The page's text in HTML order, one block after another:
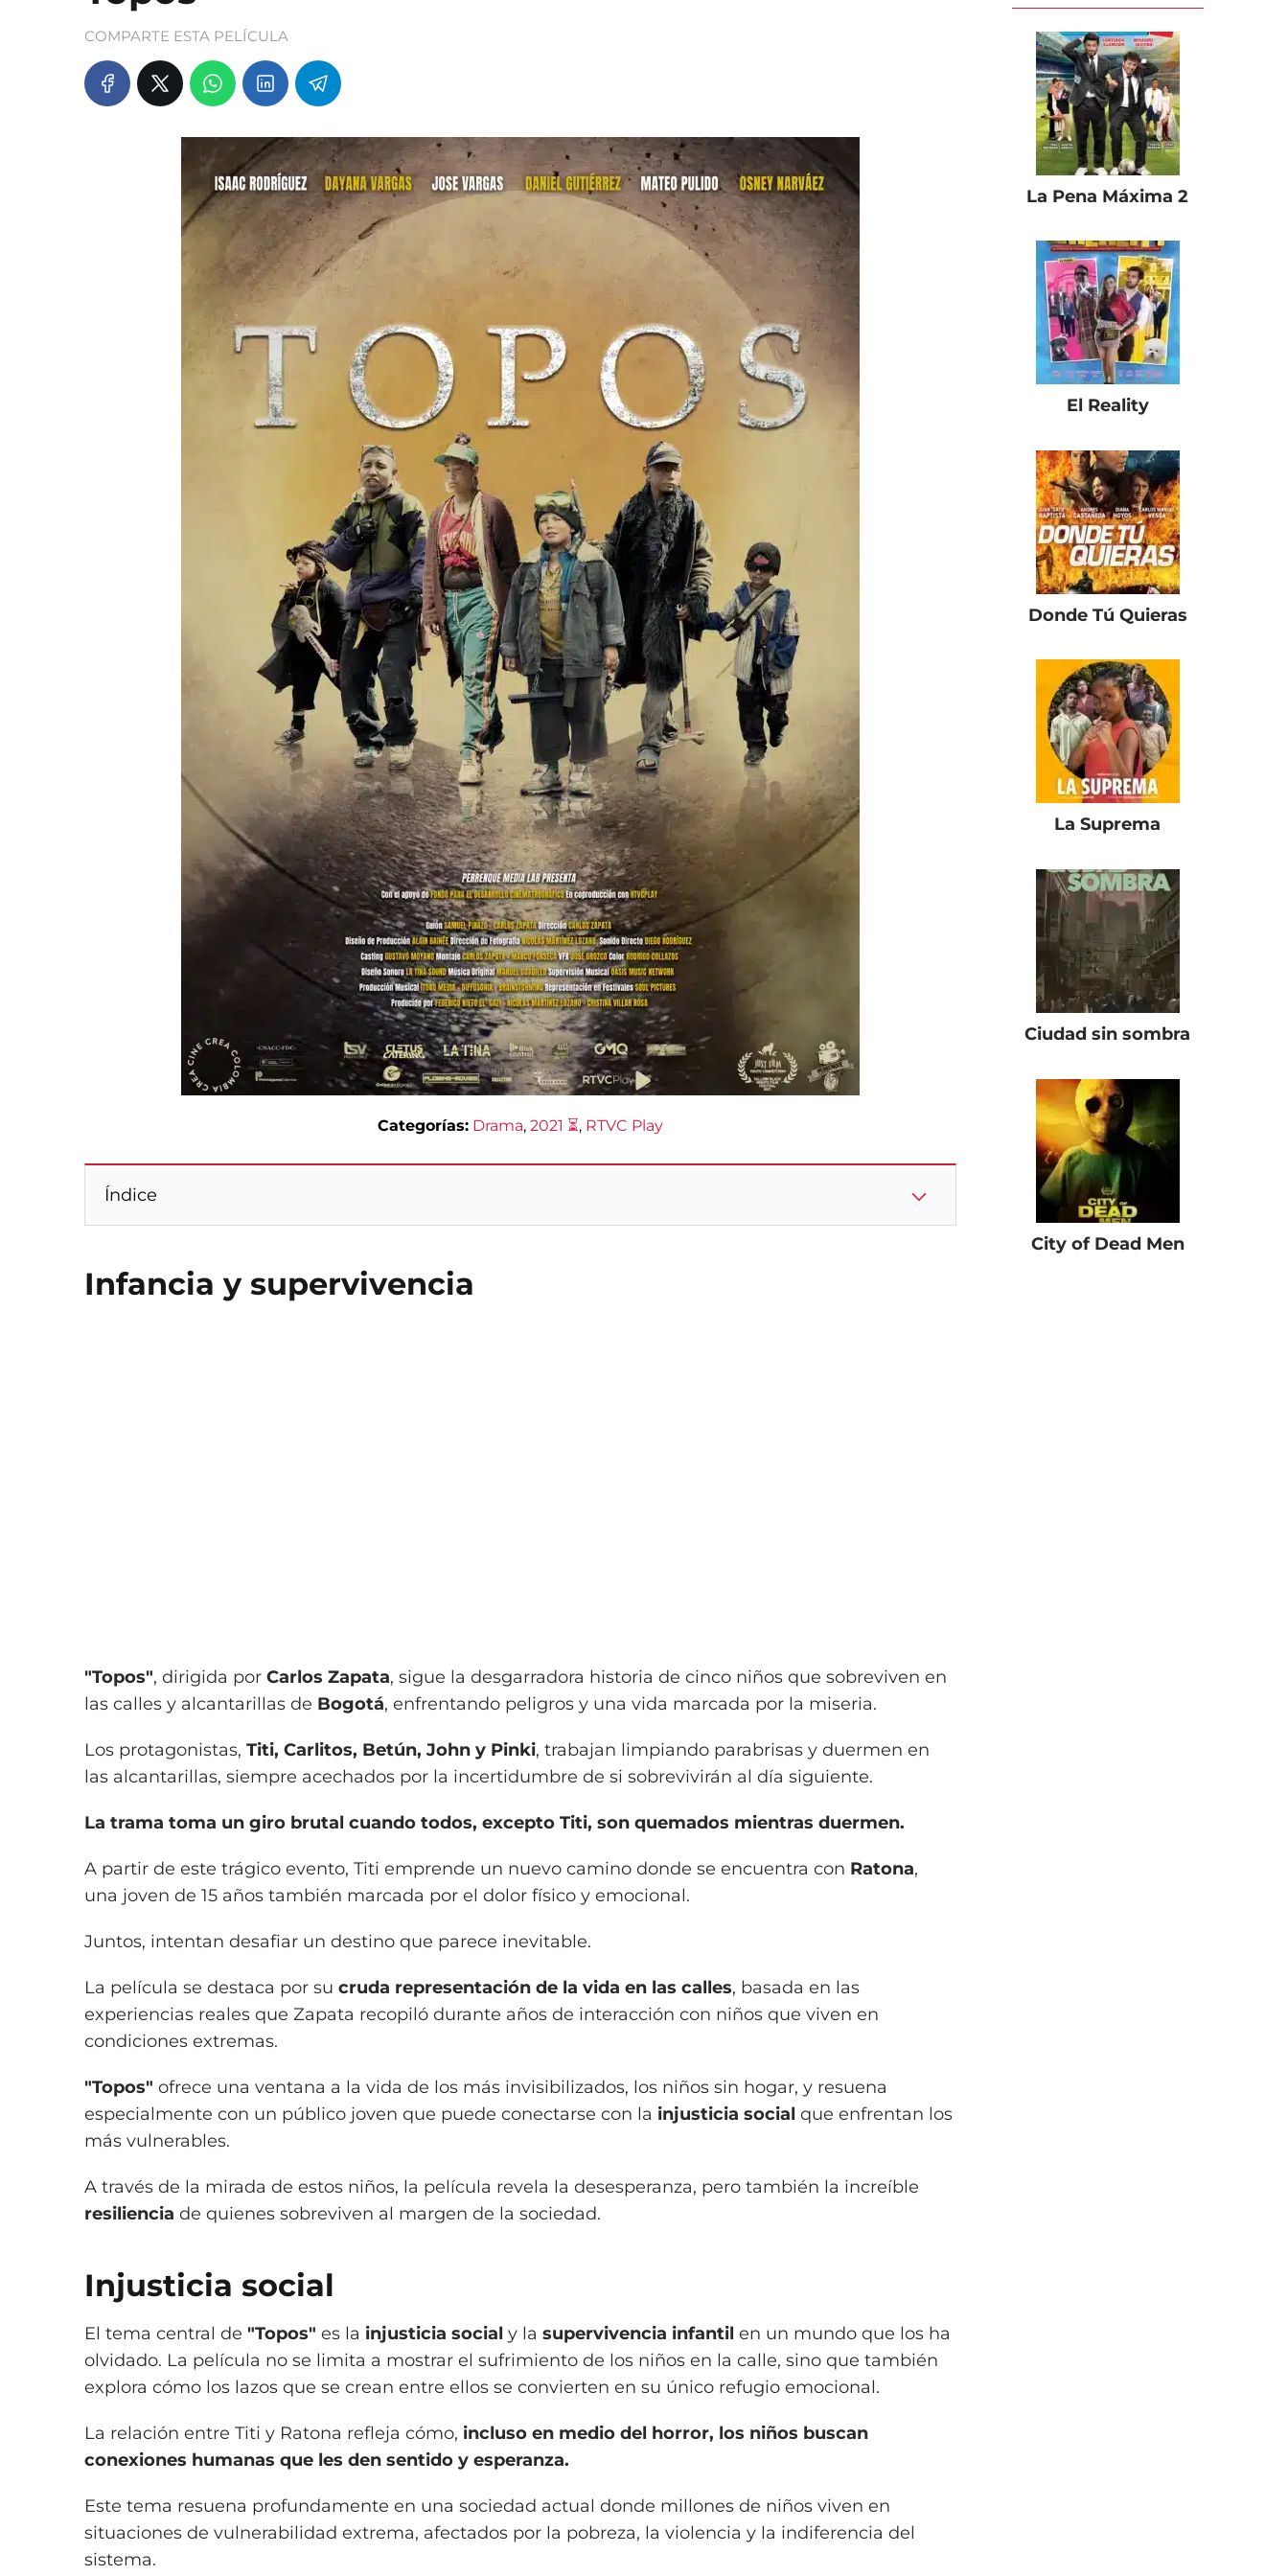
COMPARTE ESTA PELÍCULA
Categorías: Drama, 2021 ⏳, RTVC Play
Índice
Infancia y supervivencia
"Topos", dirigida por Carlos Zapata, sigue la desgarradora historia de cinco niños que sobreviven en
las calles y alcantarillas de Bogotá, enfrentando peligros y una vida marcada por la miseria.
Los protagonistas, Titi, Carlitos, Betún, John y Pinki, trabajan limpiando parabrisas y duermen en
las alcantarillas, siempre acechados por la incertidumbre de si sobrevivirán al día siguiente.
La trama toma un giro brutal cuando todos, excepto Titi, son quemados mientras duermen.
A partir de este trágico evento, Titi emprende un nuevo camino donde se encuentra con Ratona,
una joven de 15 años también marcada por el dolor físico y emocional.
Juntos, intentan desafiar un destino que parece inevitable.
La película se destaca por su cruda representación de la vida en las calles, basada en las
experiencias reales que Zapata recopiló durante años de interacción con niños que viven en
condiciones extremas.
"Topos" ofrece una ventana a la vida de los más invisibilizados, los niños sin hogar, y resuena
especialmente con un público joven que puede conectarse con la injusticia social que enfrentan los
más vulnerables.
A través de la mirada de estos niños, la película revela la desesperanza, pero también la increíble
resiliencia de quienes sobreviven al margen de la sociedad.
Injusticia social
El tema central de "Topos" es la injusticia social y la supervivencia infantil en un mundo que los ha
olvidado. La película no se limita a mostrar el sufrimiento de los niños en la calle, sino que también
explora cómo los lazos que se crean entre ellos se convierten en su único refugio emocional.
La relación entre Titi y Ratona refleja cómo, incluso en medio del horror, los niños buscan
conexiones humanas que les den sentido y esperanza.
Este tema resuena profundamente en una sociedad actual donde millones de niños viven en
situaciones de vulnerabilidad extrema, afectados por la pobreza, la violencia y la indiferencia del
sistema.
La Pena Máxima 2
El Reality
Donde Tú Quieras
La Suprema
Ciudad sin sombra
City of Dead Men